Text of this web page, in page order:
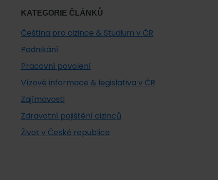
KATEGORIE ČLÁNKŮ
Čeština pro cizince & Studium v ČR
Podnikání
Pracovní povolení
Vízové informace & legislativa v ČR
Zajímavosti
Zdravotní pojištění cizinců
Život v České republice